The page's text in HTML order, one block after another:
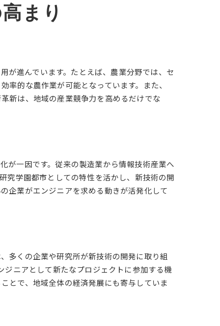
まり
が進んでいます。たとえば、農業分野では、セ
的な農作業が可能となっています。また、
新は、地域の産業競争力を高めるだけでな
が一因です。従来の製造業から情報技術産業へ
究学園都市としての特性を活かし、新技術の開
企業がエンジニアを求める動きが活発化して
多くの企業や研究所が新技術の開発に取り組
ジニアとして新たなプロジェクトに参加する機
とで、地域全体の経済発展にも寄与していま